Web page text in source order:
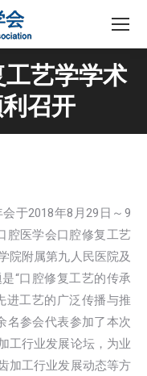
艺学学术
召开
于2018年8月29日～9
腔医学会口腔修复工艺
院附属第九人民医院及
“口腔修复工艺的传承
进工艺的广泛传播与推
名参会代表参加了本次
工行业发展论坛，为业
加工行业发展动态等方